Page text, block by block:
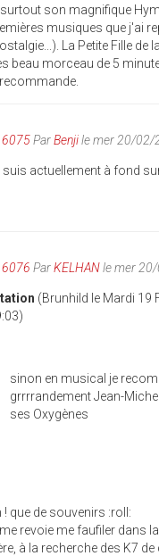
son magnifique
musiques que j'ai
La Petite Fille de
beau morceau de 5
ParBenjile mer 20/02/
suis actuellement à fond
ParKELHANle mer
(Brunhild le Mardi 19
sinon en musical je
grrrrandement Jean-
ses Oxygènes
! que de souvenirs :roll:
revoie me faufiler dans
à la recherche des K7